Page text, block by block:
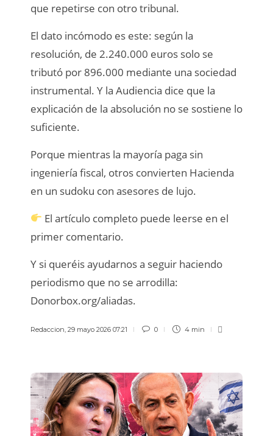
que repetirse con otro tribunal.
El dato incómodo es este: según la
resolución, de 2.240.000 euros solo se
tributó por 896.000 mediante una sociedad
instrumental. Y la Audiencia dice que la
explicación de la absolución no se sostiene lo
suficiente.
Porque mientras la mayoría paga sin
ingeniería fiscal, otros convierten Hacienda
en un sudoku con asesores de lujo.
El artículo completo puede leerse en el
primer comentario.
Y si queréis ayudarnos a seguir haciendo
periodismo que no se arrodilla:
Donorbox.org/aliadas.
Redaccion 29 mayo 2026 07:21 0 4 min